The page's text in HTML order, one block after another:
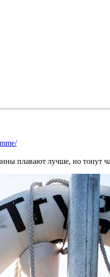
плавают лучше, но тонут